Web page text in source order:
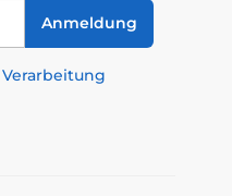
Anmeldung
Verarbeitung